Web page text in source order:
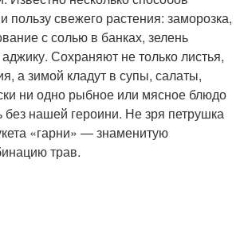
пользу свежего растения: заморозка,
с солью в банках, зелень
Сохраняют не только листья,
а зимой кладут в супы, салаты,
ни одно рыбное или мясное блюдо
без нашей героини. Не зря петрушка
«гарни» — знаменитую
трав.